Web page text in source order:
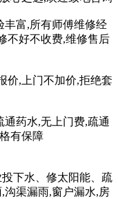
丰富,所有师傅维修经
不好不收费,维修售后
价,上门不加价,拒绝套
药水,无上门费,疏通
有保障
下水、修太阳能、疏
沟渠漏雨,窗户漏水,房